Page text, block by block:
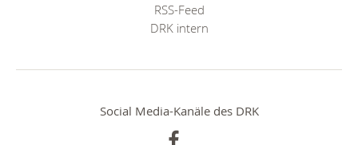
RSS-Feed
DRK intern
Social Media-Kanäle des DRK